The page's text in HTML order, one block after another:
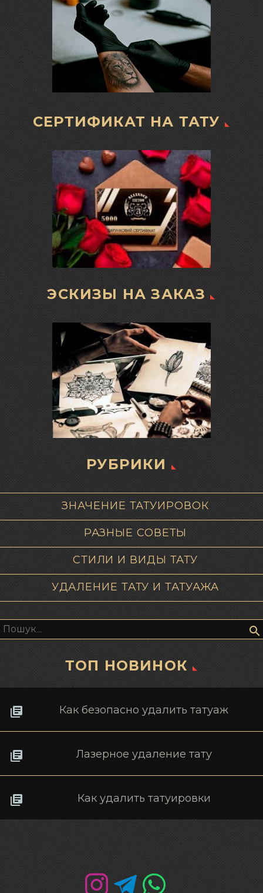
СЕРТИФИКАТ НА ТАТУ
ЭСКИЗЫ НА ЗАКАЗ
РУБРИКИ
ЗНАЧЕНИЕ ТАТУИРОВОК
РАЗНЫЕ СОВЕТЫ
СТИЛИ И ВИДЫ ТАТУ
УДАЛЕНИЕ ТАТУ И ТАТУАЖА
ТОП НОВИНОК
Как безопасно удалить татуаж
Лазерное удаление тату
Как удалить татуировки